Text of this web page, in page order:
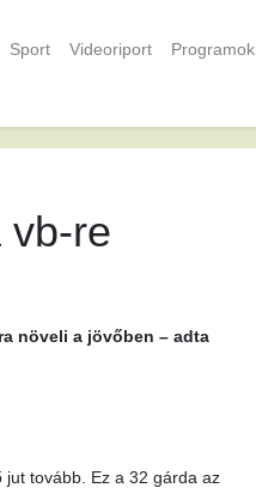
Sport Videoriport Programok
vb-re
növeli a jövőben – adta
tovább. Ez a 32 gárda az